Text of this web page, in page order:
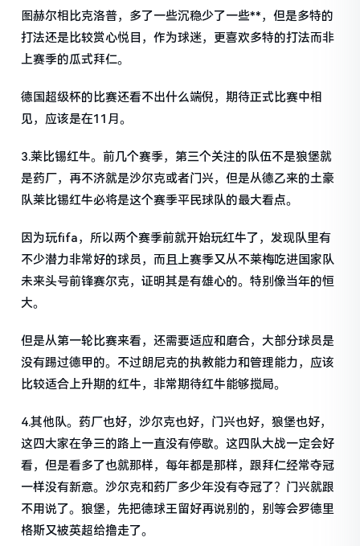
图赫尔相比克洛普，多了一些沉稳少了一些**，但是多特的
打法还是比较赏心悦目，作为球迷，更喜欢多特的打法而非
上赛季的瓜式拜仁。
德国超级杯的比赛还看不出什么端倪，期待正式比赛中相
见，应该是在11月。
3.莱比锡红牛。前几个赛季，第三个关注的队伍不是狼堡就
是药厂，再不济就是沙尔克或者门兴，但是从德乙来的土豪
队莱比锡红牛必将是这个赛季平民球队的最大看点。
因为玩fifa，所以两个赛季前就开始玩红牛了，发现队里有
不少潜力非常好的球员，而且上赛季又从不莱梅吃进国家队
未来头号前锋赛尔克，证明其是有雄心的。特别像当年的恒
大。
但是从第一轮比赛来看，还需要适应和磨合，大部分球员是
没有踢过德甲的。不过朗尼克的执教能力和管理能力，应该
比较适合上升期的红牛，非常期待红牛能够搅局。
4.其他队。药厂也好，沙尔克也好，门兴也好，狼堡也好，
这四大家在争三的路上一直没有停歇。这四队大战一定会好
看，但是看多了也就那样，每年都是那样，跟拜仁经常夺冠
一样没有新意。沙尔克和药厂多少年没有夺冠了？门兴就跟
不用说了。狼堡，先把德球王留好再说别的，别等会罗德里
格斯又被英超给撸走了。